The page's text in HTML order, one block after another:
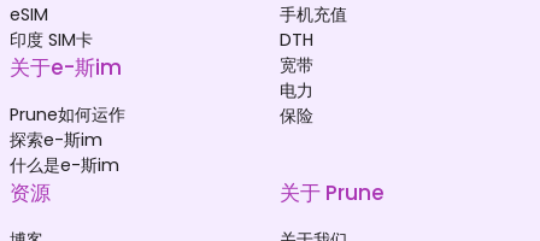
eSIM
印度 SIM卡
关于e-斯im
Prune如何运作
探索e-斯im
什么是e-斯im
手机充值
DTH
宽带
电力
保险
资源 关于 Prune